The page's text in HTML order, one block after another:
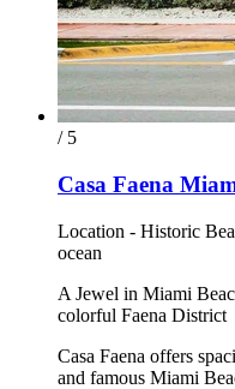
/ 5
Casa Faena
Location - Historic
ocean
A Jewel in Miami
colorful Faena District
Casa Faena offers
and famous Miami